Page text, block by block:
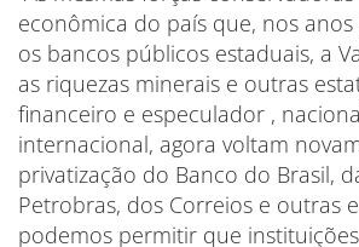
econômica do país que, nos
os bancos públicos estaduais, a
as riquezas minerais e outras
financeiro e especulador ,
internacional, agora voltam
privatização do Banco do Brasil,
Petrobras, dos Correios e outras
podemos permitir que